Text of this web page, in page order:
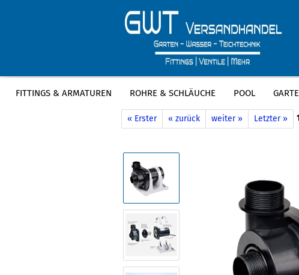
FITTINGS & ARMATUREN ROHRE & SCHLÄUCHE POOL
Startseite » Garten & Bewässerung
« Erster « zurück weiter » Letzter »